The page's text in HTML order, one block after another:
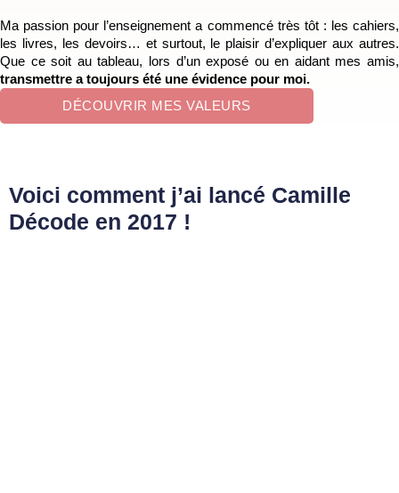
Ma passion pour l’enseignement a commencé très tôt : les cahiers,
les livres, les devoirs… et surtout, le plaisir d’expliquer aux autres.
Que ce soit au tableau, lors d’un exposé ou en aidant mes amis,
transmettre a toujours été une évidence pour moi.
DÉCOUVRIR MES VALEURS
Voici comment j’ai lancé Camille
Décode en 2017 !